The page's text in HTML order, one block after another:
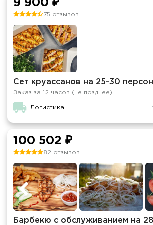
9 900 ₽
75 отзывов
Сет круассанов на 25-30 персон
Заказ за 12 часов (не позднее)
Логистика
100 502 ₽
82 отзывов
Барбекю с обслуживанием на